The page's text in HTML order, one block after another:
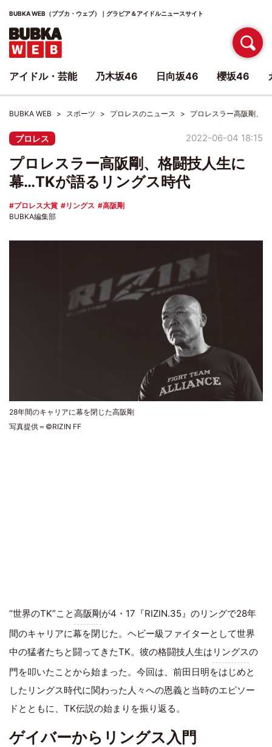
BUBKA WEB（ブブカ・ウェブ）｜グラビア＆アイドルニュースサイト
BUBKA WEB スポーツ プロレスのニュース プロレスラー高阪剛、
プロレス 2022-06-04 18:15
プロレスラー高阪剛、格闘技人生に
幕…TKが語るリングス時代
プロレス大賞 リングス
高阪剛
BUBKA編集部
28年間のキャリアに幕を閉じた高阪剛
写真提供＝©RIZIN FF
“世界のTK”こと高阪剛が4・17『RIZIN.35』のリングで28年
間のキャリアに幕を閉じた。ヘビー級ファイターとして世界
中の猛者たちと闘ってきたTK。彼の格闘技人生は リングスの
門を叩いたことから始まった。今回は、前田日明をはじめと
したリングス時代に関わった人々への恩義と当時のエピソー
ドとともに、TK伝説の始まりを振り返る。
ゲイバーからリングス入門
アイドル・芸能 乃木坂46 日向坂46 櫻坂46